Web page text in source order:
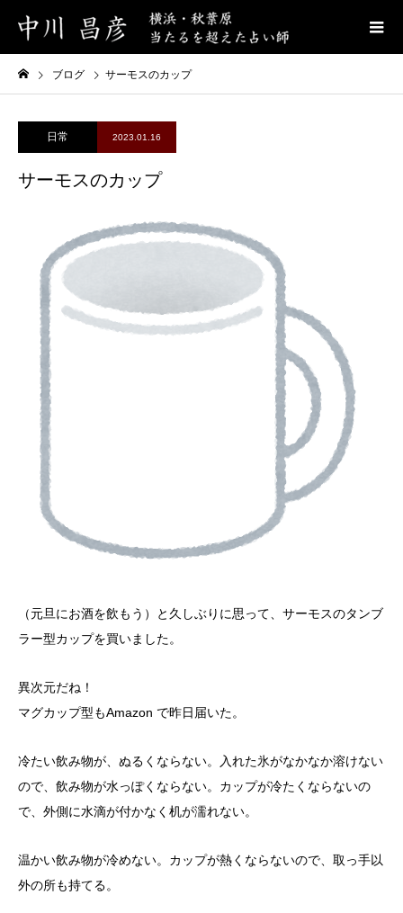
ブログ サーモスのカップ
日常 2023.01.16
サーモスのカップ
（元旦にお酒を飲もう）と久しぶりに思って、サーモスのタンブ
ラー型カップを買いました。
異次元だね！
マグカップ型もAmazon で昨日届いた。
冷たい飲み物が、ぬるくならない。入れた氷がなかなか溶けない
ので、飲み物が水っぽくならない。カップが冷たくならないの
で、外側に水滴が付かなく机が濡れない。
温かい飲み物が冷めない。カップが熱くならないので、取っ手以
外の所も持てる。